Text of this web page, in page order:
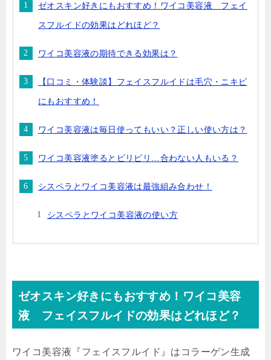
ゼオスキン好きにもおすすめ！ワイコ美容液 フェイ
スフルイドの効果はどれほど？
ワイコ美容液の期待できる効果は？
【口コミ・体験談】フェイスフルイドは毛穴・ニキビ
にもおすすめ！
ワイコ美容液は毎日使ってもいい？正しい使い方は？
ワイコ美容液塗るとピリピリ…合わない人もいる？
シスペラとワイコ美容液は最強組み合わせ！
シスペラとワイコ美容液の使い方
ゼオスキン好きにもおすすめ！ワイコ美容
液 フェイスフルイドの効果はどれほど？
ワイコ美容液『フェイスフルイド』はコラーゲン生成